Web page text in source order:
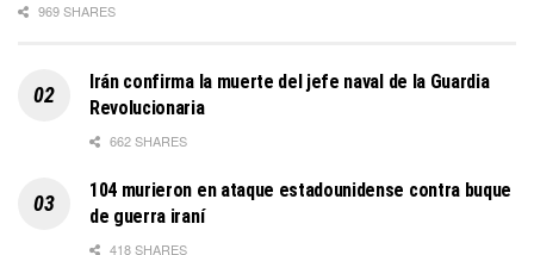
969 SHARES
Irán confirma la muerte del jefe naval de la Guardia
Revolucionaria
662 SHARES
104 murieron en ataque estadounidense contra buque
de guerra iraní
418 SHARES